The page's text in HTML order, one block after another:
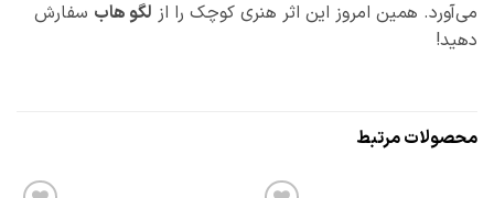
می‌آورد. همین امروز این اثر هنری کوچک را از لگو هابسفارش
دهید!
محصولات مرتبط